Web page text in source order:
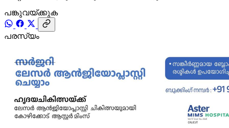
പങ്കുവയ്ക്കുക
പരസ്യം